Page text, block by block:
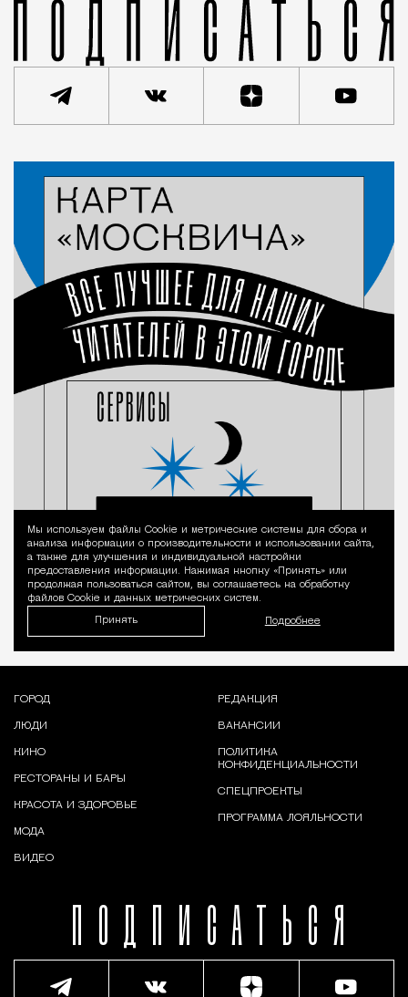
Уведомление
Мы используем файлы Сookie и метрические системы для сбора и
анализа информации о производительности и использовании сайта,
а также для улучшения и индивидуальной настройки
предоставления информации. Нажимая кнопку «Принять» или
продолжая пользоваться сайтом, вы соглашаетесь на обработку
файлов Cookie и данных метрических систем.
Принять Подробнее
ПОДПИСАТЬСЯ
ГОРОД
ЛЮДИ
КИНО
РЕСТОРАНЫ И БАРЫ
КРАСОТА И ЗДОРОВЬЕ
МОДА
ВИДЕО
РЕДАКЦИЯ
ВАКАНСИИ
ПОЛИТИКА
КОНФИДЕНЦИАЛЬНОСТИ
СПЕЦПРОЕКТЫ
ПРОГРАММА ЛОЯЛЬНОСТИ